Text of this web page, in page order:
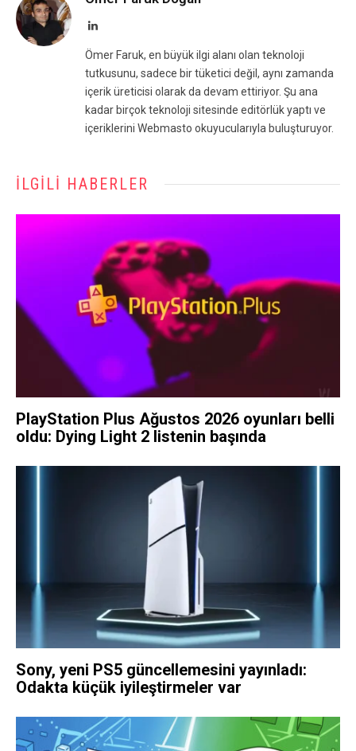
LinkedIn
Ömer Faruk, en büyük ilgi alanı olan teknoloji
tutkusunu, sadece bir tüketici değil, aynı zamanda
içerik üreticisi olarak da devam ettiriyor. Şu ana
kadar birçok teknoloji sitesinde editörlük yaptı ve
içeriklerini Webmasto okuyucularıyla buluşturuyor.
İLGILI HABERLER
PlayStation Plus Ağustos 2026 oyunları belli
oldu: Dying Light 2 listenin başında
Sony, yeni PS5 güncellemesini yayınladı:
Odakta küçük iyileştirmeler var